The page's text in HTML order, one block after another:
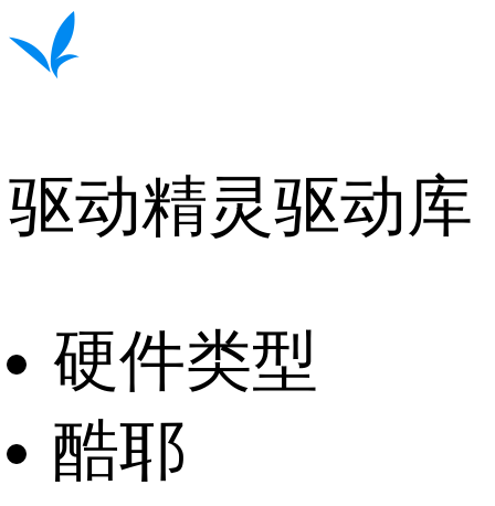
驱动精灵驱动库
硬件类型
酷耶